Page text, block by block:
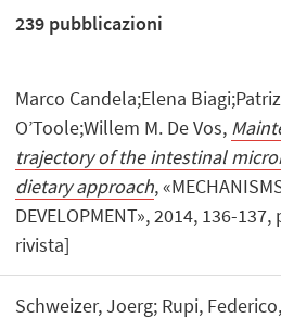
239 pubblicazioni
Marco Candela;Elena
O’Toole;Willem M. De Vos,
trajectory of the intestinal
dietary approach,
DEVELOPMENT», 2014, 136-
rivista]
Schweizer, Joerg; Rupi, Federico,